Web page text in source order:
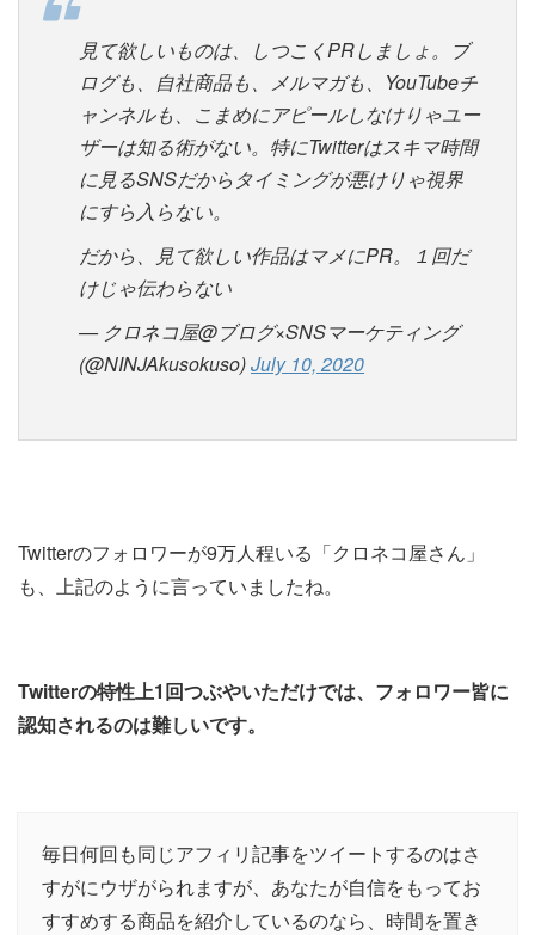
見て欲しいものは、しつこくPRしましょ。ブ
ログも、自社商品も、メルマガも、YouTubeチ
ャンネルも、こまめにアピールしなけりゃユー
ザーは知る術がない。特にTwitterはスキマ時間
に見るSNSだからタイミングが悪けりゃ視界
にすら入らない。
だから、見て欲しい作品はマメにPR。１回だ
けじゃ伝わらない
— クロネコ屋@ブログ×SNSマーケティング
(@NINJAkusokuso)July 10, 2020
Twitterのフォロワーが9万人程いる「クロネコ屋さん」
も、上記のように言っていましたね。
Twitterの特性上1回つぶやいただけでは、フォロワー皆に
認知されるのは難しいです。
毎日何回も同じアフィリ記事をツイートするのはさ
すがにウザがられますが、あなたが自信をもってお
すすめする商品を紹介しているのなら、時間を置き